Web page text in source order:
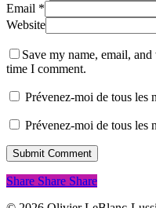
Email *
Website
Save my name, email,
time I comment.
Prévenez-moi de tous les
Prévenez-moi de tous les
Share
Share Share Share